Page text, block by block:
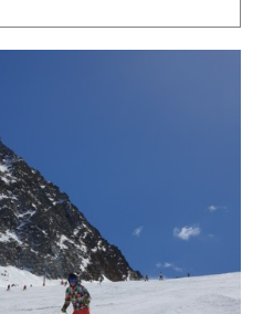
Schülerreisen
Unser Fuhrpark